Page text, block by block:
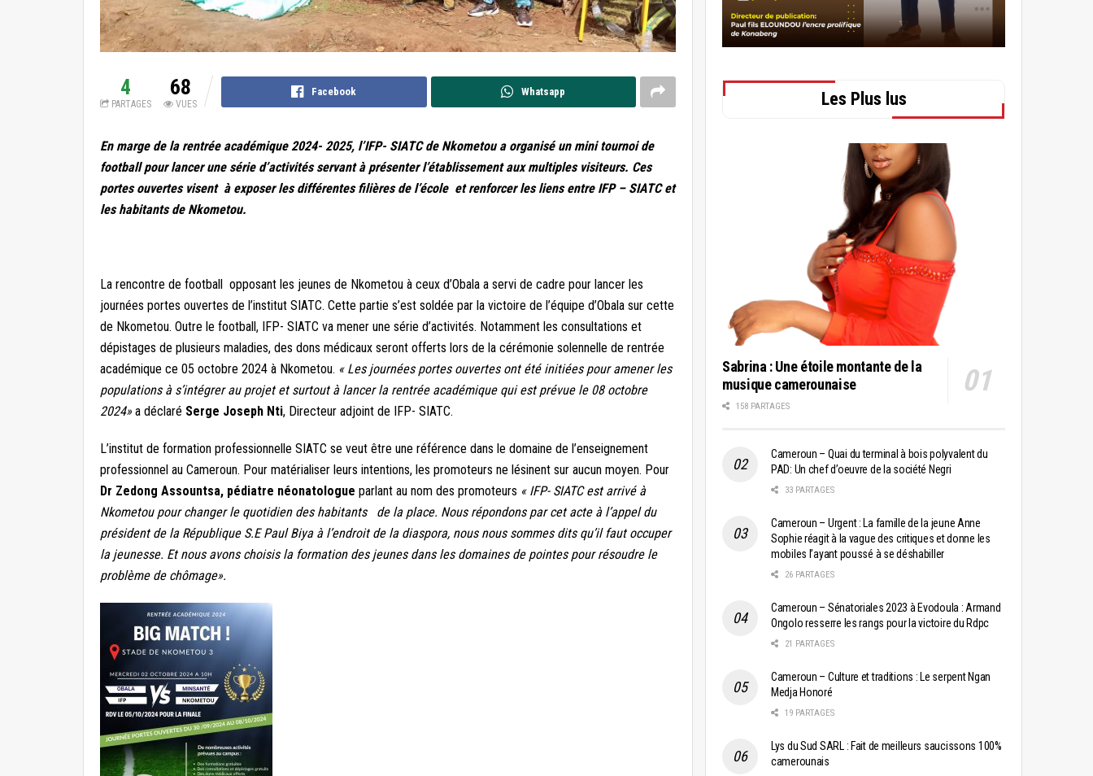
4
PARTAGES
68
VUES
Facebook Whatsapp
En marge de la rentrée académique 2024- 2025, l’IFP- SIATC de Nkometou a organisé un mini tournoi de
football pour lancer une série d’activités servant à présenter l’établissement aux multiples visiteurs. Ces
portes ouvertes visent à exposer les différentes filières de l’école et renforcer les liens entre IFP – SIATC et
les habitants de Nkometou.
La rencontre de football opposant les jeunes de Nkometou à ceux d’Obala a servi de cadre pour lancer les
journées portes ouvertes de l’institut SIATC. Cette partie s’est soldée par la victoire de l’équipe d’Obala sur cette
de Nkometou. Outre le football, IFP- SIATC va mener une série d’activités. Notamment les consultations et
dépistages de plusieurs maladies, des dons médicaux seront offerts lors de la cérémonie solennelle de rentrée
académique ce 05 octobre 2024 à Nkometou. « Les journées portes ouvertes ont été initiées pour amener les
populations à s’intégrer au projet et surtout à lancer la rentrée académique qui est prévue le 08 octobre
2024»a déclaré Serge Joseph Nti, Directeur adjoint de IFP- SIATC.
L’institut de formation professionnelle SIATC se veut être une référence dans le domaine de l’enseignement
professionnel au Cameroun. Pour matérialiser leurs intentions, les promoteurs ne lésinent sur aucun moyen. Pour
Dr Zedong Assountsa, pédiatre néonatologue parlant au nom des promoteurs « IFP- SIATC est arrivé à
Nkometou pour changer le quotidien des habitants de la place. Nous répondons par cet acte à l’appel du
président de la République S.E Paul Biya à l’endroit de la diaspora, nous nous sommes dits qu’il faut occuper
la jeunesse. Et nous avons choisis la formation des jeunes dans les domaines de pointes pour résoudre le
problème de chômage».
Les Plus lus
Sabrina : Une étoile montante de la
musique camerounaise
158 PARTAGES
Cameroun – Quai du terminal à bois polyvalent du
PAD: Un chef d’oeuvre de la société Negri
33 PARTAGES
Cameroun – Urgent : La famille de la jeune Anne
Sophie réagit à la vague des critiques et donne les
mobiles l’ayant poussé à se déshabiller
26 PARTAGES
Cameroun – Sénatoriales 2023 à Evodoula : Armand
Ongolo resserre les rangs pour la victoire du Rdpc
21 PARTAGES
Cameroun – Culture et traditions : Le serpent Ngan
Medja Honoré
19 PARTAGES
Lys du Sud SARL : Fait de meilleurs saucissons 100%
camerounais